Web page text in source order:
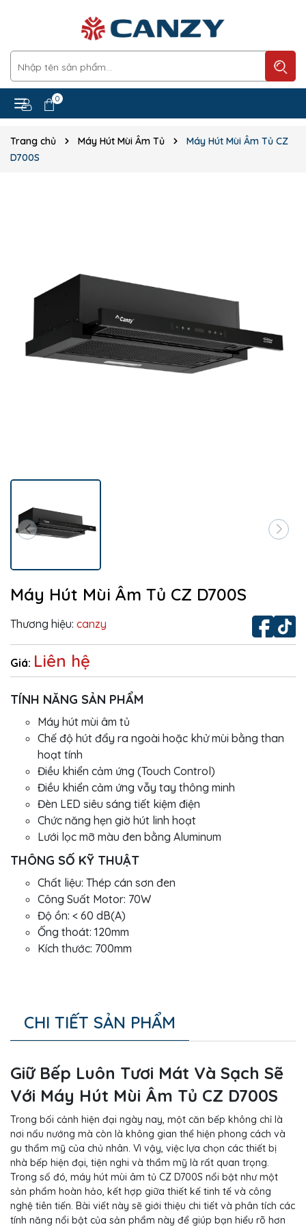
0
Trang chủ Máy Hút Mùi Âm Tủ
Máy Hút Mùi Âm Tủ CZ
D700S
Máy Hút Mùi Âm Tủ CZ D700S
Thương hiệu: canzy
Giá: Liên hệ
TÍNH NĂNG SẢN PHẨM
Máy hút mùi âm tủ
Chế độ hút đẩy ra ngoài hoặc khử mùi bằng than
hoạt tính
Điều khiển cảm ứng (Touch Control)
Điều khiển cảm ứng vẫy tay thông minh
Đèn LED siêu sáng tiết kiệm điện
Chức năng hẹn giờ hút linh hoạt
Lưới lọc mỡ màu đen bằng Aluminum
THÔNG SỐ KỸ THUẬT
Chất liệu: Thép cán sơn đen
Công Suất Motor: 70W
Độ ồn: < 60 dB(A)
Ống thoát: 120mm
Kích thước: 700mm
CHI TIẾT SẢN PHẨM
Giữ Bếp Luôn Tươi Mát Và Sạch Sẽ
Với Máy Hút Mùi Âm Tủ CZ D700S
Trong bối cảnh hiện đại ngày nay, một căn bếp không chỉ là
nơi nấu nướng mà còn là không gian thể hiện phong cách và
gu thẩm mỹ của chủ nhân. Vì vậy, việc lựa chọn các thiết bị
nhà bếp hiện đại, tiện nghi và thẩm mỹ là rất quan trọng.
Trong số đó, máy hút mùi âm tủ CZ D700S nổi bật như một
sản phẩm hoàn hảo, kết hợp giữa thiết kế tinh tế và công
nghệ tiên tiến. Bài viết này sẽ giới thiệu chi tiết và phân tích các
tính năng nổi bật của sản phẩm này để giúp bạn hiểu rõ hơn